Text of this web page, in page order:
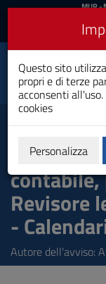
Vai
al
navigazione
del
sito
Vai
al
Footer
MIUR
Accedi
MUR-
Toggle
navigation
Esame di
Revisore
-
Autore dell'avviso:
Questo sito
propri e di terze
acconsenti
cookies
Personalizza